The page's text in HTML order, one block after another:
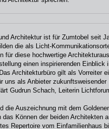
Architektur ist für Zumtobel seit
die als Licht-
für diese hochwertige
einen inspirierenden
Architekturbüro gilt als Vorreiter
uns als Anbieter
Gudrun Schach, Leiterin
die Auszeichnung mit dem
Können der beiden Architekten
Repertoire vom Einfamilienhaus